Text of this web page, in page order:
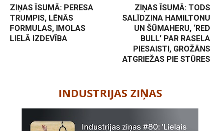
ZIŅAS ĪSUMĀ: PERESA
TRUMPIS, LĒNĀS
FORMULAS, IMOLAS
LIELĀ IZDEVĪBA
ZIŅAS ĪSUMĀ: TODS
SALĪDZINA HAMILTONU
UN ŠŪMAHERU, ‘RED
BULL’ PAR RASELA
PIESAISTI, GROŽĀNS
ATGRIEŽAS PIE STŪRES
INDUSTRIJAS ZIŅAS